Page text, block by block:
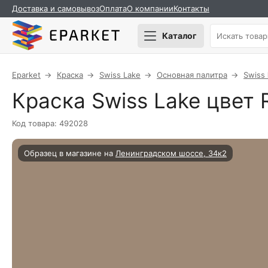
Доставка и самовывозОплатаО компанииКонтакты
Каталог
Eparket Краска Swiss Lake Основная палитра Swiss
Краска Swiss Lake цвет
Код товара: 492028
Образец в магазине на Ленинградском шоссе, 34к2